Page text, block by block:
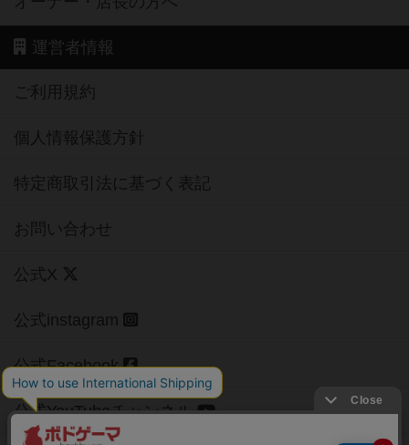
運営者情報
ご利用規約
個人情報保護方針
特定商取引法に基づく表記
お問い合わせ
公式X
公式instagram
公式Facebook
公式YouTubeチャンネル